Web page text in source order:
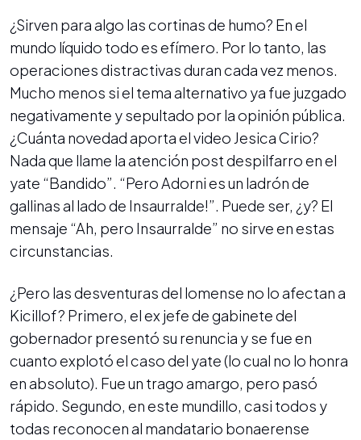
¿Sirven para algo las cortinas de humo? En el
mundo líquido todo es efímero. Por lo tanto, las
operaciones distractivas duran cada vez menos.
Mucho menos si el tema alternativo ya fue juzgado
negativamente y sepultado por la opinión pública.
¿Cuánta novedad aporta el video Jesica Cirio?
Nada que llame la atención post despilfarro en el
yate “Bandido”. “Pero Adorni es un ladrón de
gallinas al lado de Insaurralde!”. Puede ser, ¿y? El
mensaje “Ah, pero Insaurralde” no sirve en estas
circunstancias.
¿Pero las desventuras del lomense no lo afectan a
Kicillof? Primero, el ex jefe de gabinete del
gobernador presentó su renuncia y se fue en
cuanto explotó el caso del yate (lo cual no lo honra
en absoluto). Fue un trago amargo, pero pasó
rápido. Segundo, en este mundillo, casi todos y
todas reconocen al mandatario bonaerense